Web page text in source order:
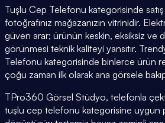
Tuşlu Cep Telefonu kategorisinde satış
fotoğrafınız mağazanızın vitrinidir.
güven arar; ürünün keskin, eksiksiz ve
görünmesi teknik kaliteyi yansıtır.
Telefonu kategorisinde binlerce ürün
çoğu zaman ilk olarak ana görsele
TPro360 Görsel Stüdyo, telefonla
tuşlu cep telefonu kategorisine uygun